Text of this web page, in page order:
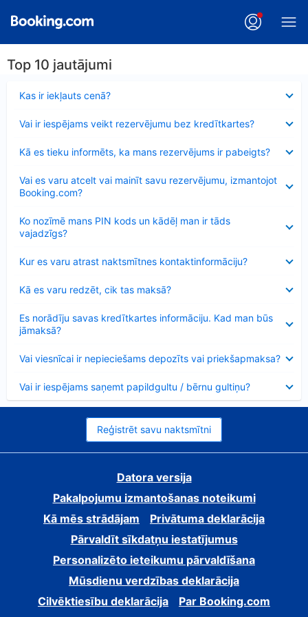
Top 10 jautājumi
Kas ir iekļauts cenā?
Vai ir iespējams veikt rezervējumu bez kredītkartes?
Kā es tieku informēts, ka mans rezervējums ir pabeigts?
Vai es varu atcelt vai mainīt savu rezervējumu, izmantojot
Booking.com?
Ko nozīmē mans PIN kods un kādēļ man ir tāds
vajadzīgs?
Kur es varu atrast naktsmītnes kontaktinformāciju?
Kā es varu redzēt, cik tas maksā?
Es norādīju savas kredītkartes informāciju. Kad man būs
jāmaksā?
Vai viesnīcai ir nepieciešams depozīts vai priekšapmaksa?
Vai ir iespējams saņemt papildgultu / bērnu gultiņu?
Reģistrēt savu naktsmītni
Datora versija
Pakalpojumu izmantošanas noteikumi
Kā mēs strādājam
Privātuma deklarācija
Pārvaldīt sīkdatņu iestatījumus
Personalizēto ieteikumu pārvaldīšana
Mūsdienu verdzības deklarācija
Cilvēktiesību deklarācija
Par Booking.com